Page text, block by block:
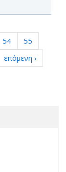
54
55
επόμενη ›
filter